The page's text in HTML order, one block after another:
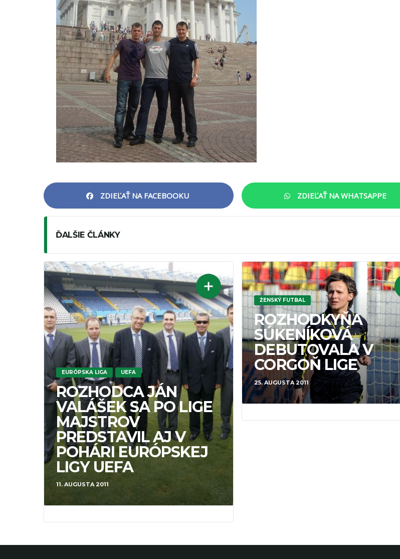
ZDIEĽAŤ NA FACEBOOKU ZDIEĽAŤ NA WHATSAPPE
ĎALŠIE ČLÁNKY
EURÓPSKA LIGA UEFA
ROZHODCA JÁN
VALÁŠEK SA PO LIGE
MAJSTROV
PREDSTAVIL AJ V
POHÁRI EURÓPSKEJ
LIGY UEFA
11. AUGUSTA 2011
ŽENSKÝ FUTBAL
ROZHODKYŇA
SÚKENÍKOVÁ
DEBUTOVALA V
CORGOŇ LIGE
25. AUGUSTA 2011